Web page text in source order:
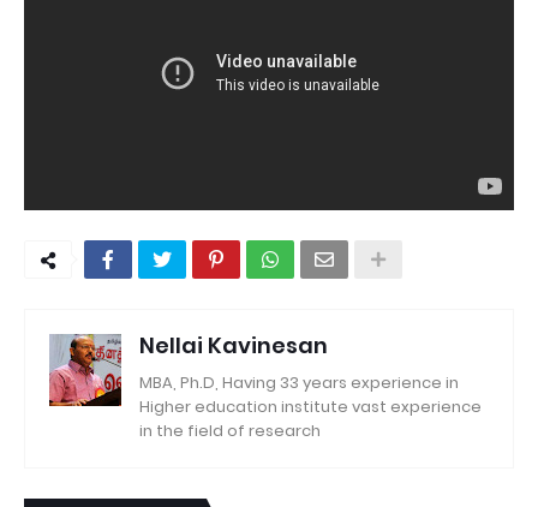
Nellai Kavinesan
MBA, Ph.D, Having 33 years experience in
Higher education institute vast experience
in the field of research